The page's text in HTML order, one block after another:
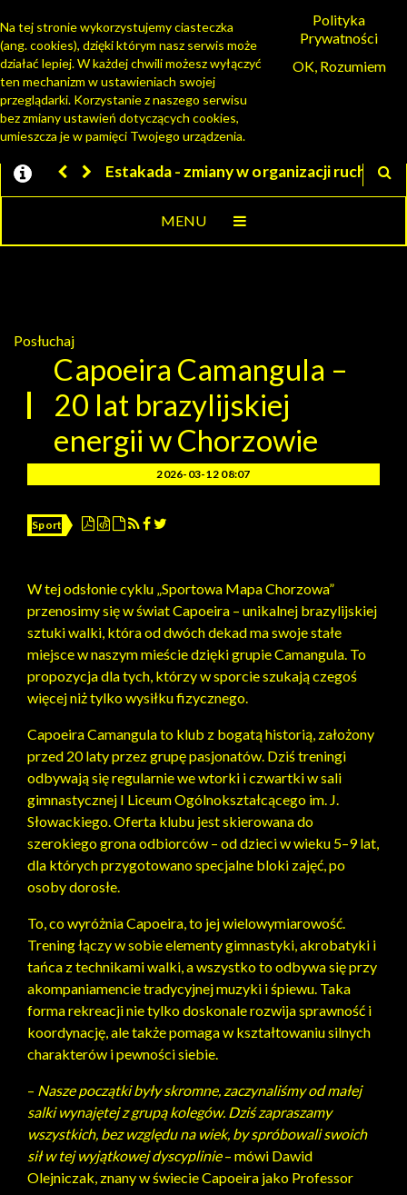
PORTAL MIESZKAŃCA
w organizacji ruchuJesteśmy w EZD
MENU
Posłuchaj
Capoeira Camangula –
20 lat brazylijskiej
energii w Chorzowie
2026-03-12 08:07
Sport
W tej odsłonie cyklu „Sportowa Mapa Chorzowa”
przenosimy się w świat Capoeira – unikalnej brazylijskiej
sztuki walki, która od dwóch dekad ma swoje stałe
miejsce w naszym mieście dzięki grupie Camangula. To
propozycja dla tych, którzy w sporcie szukają czegoś
więcej niż tylko wysiłku fizycznego.
Capoeira Camangula to klub z bogatą historią, założony
przed 20 laty przez grupę pasjonatów. Dziś treningi
odbywają się regularnie we wtorki i czwartki w sali
gimnastycznej I Liceum Ogólnokształcącego im. J.
Słowackiego. Oferta klubu jest skierowana do
szerokiego grona odbiorców – od dzieci w wieku 5–9 lat,
dla których przygotowano specjalne bloki zajęć, po
osoby dorosłe.
To, co wyróżnia Capoeira, to jej wielowymiarowość.
Trening łączy w sobie elementy gimnastyki, akrobatyki i
tańca z technikami walki, a wszystko to odbywa się przy
akompaniamencie tradycyjnej muzyki i śpiewu. Taka
forma rekreacji nie tylko doskonale rozwija sprawność i
koordynację, ale także pomaga w kształtowaniu silnych
charakterów i pewności siebie.
– Nasze początki były skromne, zaczynaliśmy od małej
salki wynajętej z grupą kolegów. Dziś zapraszamy
wszystkich, bez względu na wiek, by spróbowali swoich
sił w tej wyjątkowej dyscyplinie– mówi Dawid
Olejniczak, znany w świecie Capoeira jako Professor
Polityka
Prywatności
OK, Rozumiem
Na tej stronie wykorzystujemy ciasteczka
(ang. cookies), dzięki którym nasz serwis może
działać lepiej. W każdej chwili możesz wyłączyć
ten mechanizm w ustawieniach swojej
przeglądarki. Korzystanie z naszego serwisu
bez zmiany ustawień dotyczących cookies,
umieszcza je w pamięci Twojego urządzenia.